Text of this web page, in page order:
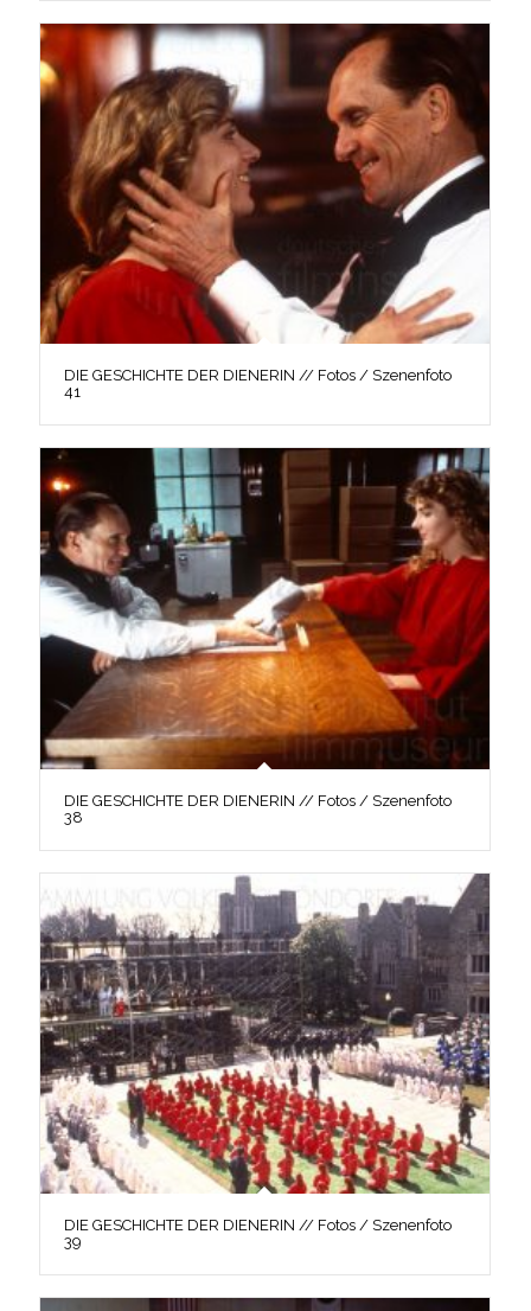
DIE GESCHICHTE DER DIENERIN // Fotos / Szenenfoto
41
DIE GESCHICHTE DER DIENERIN // Fotos / Szenenfoto
38
DIE GESCHICHTE DER DIENERIN // Fotos / Szenenfoto
39